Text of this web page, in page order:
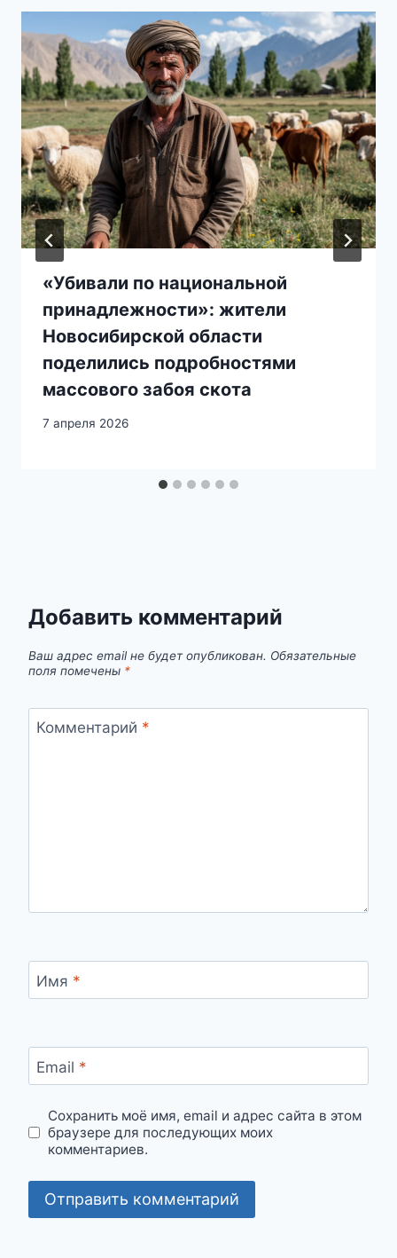
«Убивали по национальной
принадлежности»: жители
Новосибирской области
поделились подробностями
массового забоя скота
7 апреля 2026
Добавить комментарий
Ваш адрес email не будет опубликован. Обязательные
поля помечены *
Комментарий *
Имя *
Email *
Сохранить моё имя, email и адрес сайта в этом
браузере для последующих моих
комментариев.